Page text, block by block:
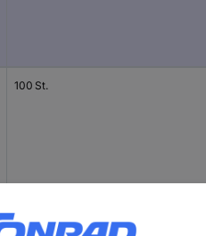
100 St.
100 St.